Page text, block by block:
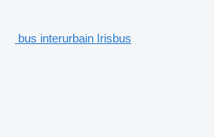
bus interurbain Irisbus